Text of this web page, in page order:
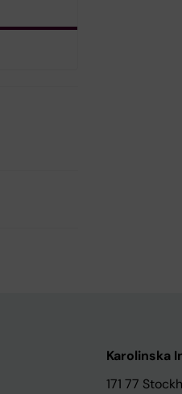
Karolinska
171 77